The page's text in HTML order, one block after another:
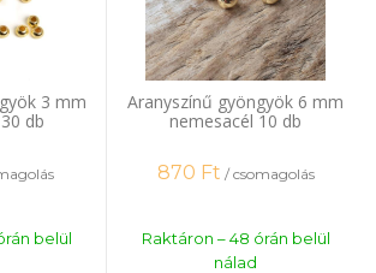
3 mm
db
belül
Aranyszínű gyöngyök 6 mm
nemesacél 10 db
870 Ft / csomagolás
Raktáron – 48 órán belül
nálad